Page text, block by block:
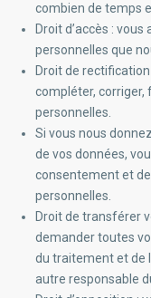
combien de temps
Droit d’accès :
personnelles que
Droit de
compléter, corriger,
personnelles.
Si vous nous
de vos données,
consentement et
personnelles.
Droit de transférer
demander toutes
du traitement et de
autre responsable